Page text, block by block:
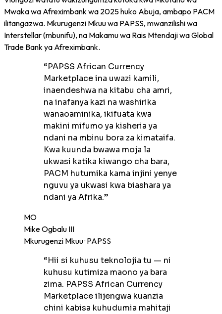
Mwaka wa Afreximbank wa 2025 huko Abuja, ambapo PACM
ilitangazwa. Mkurugenzi Mkuu wa PAPSS, mwanzilishi wa
Interstellar (mbunifu), na Makamu wa Rais Mtendaji wa Global
Trade Bank ya Afreximbank.
“PAPSS African Currency
Marketplace ina uwazi kamili,
inaendeshwa na kitabu cha amri,
na inafanya kazi na washirika
wanaoaminika, ikifuata kwa
makini mifumo ya kisheria ya
ndani na mbinu bora za kimataifa.
Kwa kuunda bwawa moja la
ukwasi katika kiwango cha bara,
PACM hutumika kama injini yenye
nguvu ya ukwasi kwa biashara ya
ndani ya Afrika.”
MO
Mike Ogbalu III
Mkurugenzi Mkuu · PAPSS
“Hii si kuhusu teknolojia tu — ni
kuhusu kutimiza maono ya bara
zima. PAPSS African Currency
Marketplace ilijengwa kuanzia
chini kabisa kuhudumia mahitaji